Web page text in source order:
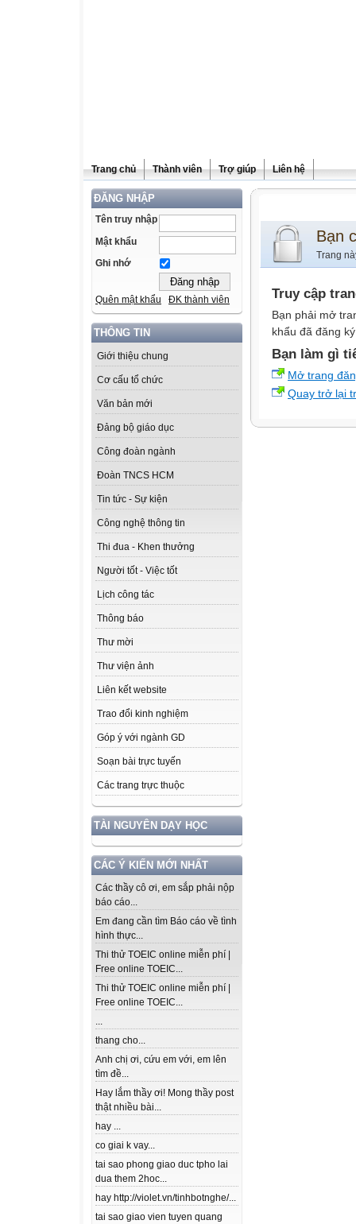
Trang chủ Thành viên Trợ giúp Liên hệ
ĐĂNG NHẬP
Tên truy nhập
Mật khẩu
Ghi nhớ
Quên mật khẩu ĐK thành viên
THÔNG TIN
Giới thiệu chung
Cơ cấu tổ chức
Văn bản mới
Đảng bộ giáo dục
Công đoàn ngành
Đoàn TNCS HCM
Tin tức - Sự kiện
Công nghệ thông tin
Thi đua - Khen thưởng
Người tốt - Việc tốt
Lịch công tác
Thông báo
Thư mời
Thư viện ảnh
Liên kết website
Trao đổi kinh nghiệm
Góp ý với ngành GD
Soạn bài trực tuyến
Các trang trực thuộc
TÀI NGUYÊN DẠY HỌC
CÁC Ý KIẾN MỚI NHẤT
Các thầy cô ơi, em sắp phải nộp
báo cáo...
Em đang cần tìm Báo cáo về tình
hình thực...
Thi thử TOEIC online miễn phí |
Free online TOEIC...
Thi thử TOEIC online miễn phí |
Free online TOEIC...
...
thang cho...
Anh chị ơi, cứu em với, em lên
tìm đề...
Hay lắm thầy ơi! Mong thầy post
thật nhiều bài...
hay ...
co giai k vay...
tai sao phong giao duc tpho lai
dua them 2hoc...
hay http://violet.vn/tinhbotnghe/...
tai sao giao vien tuyen quang
Bạn
Trang
Truy cập
Bạn phải mở
khẩu đã đăng
Bạn làm gì
Mở trang
Quay trở lại